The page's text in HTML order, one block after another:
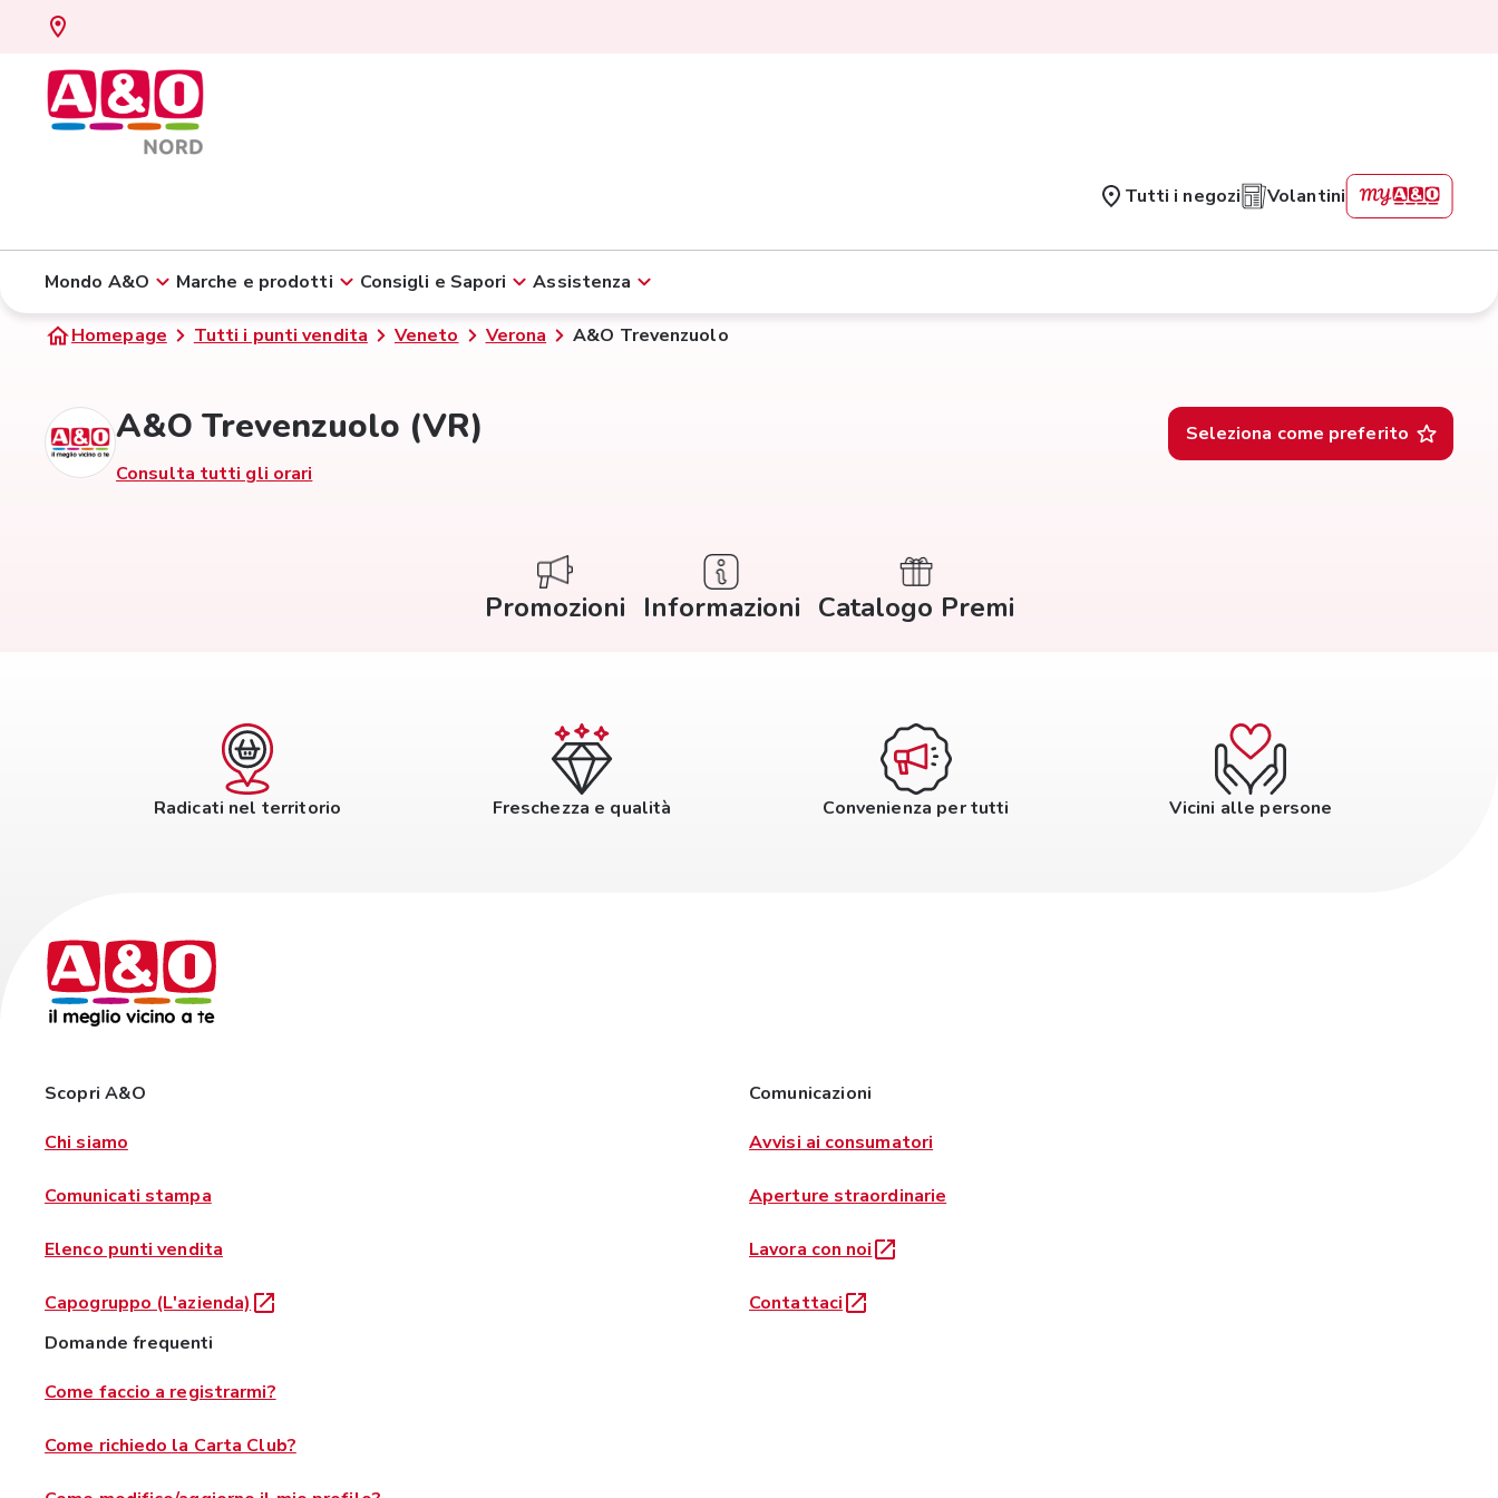
Tutti i negozi Volantini
Mondo A&O Marche e prodotti Consigli e Sapori Assistenza
Homepage Tutti i punti vendita Veneto Verona A&O Trevenzuolo
A&O Trevenzuolo (VR)
Consulta tutti gli orari
Seleziona come preferito
Promozioni Informazioni Catalogo Premi
Radicati nel territorio Freschezza e qualità Convenienza per tutti Vicini alle persone
Scopri A&O
Chi siamo
Comunicati stampa
Elenco punti vendita
Capogruppo (L'azienda)
Comunicazioni
Avvisi ai consumatori
Aperture straordinarie
Lavora con noi
Contattaci
Domande frequenti
Come faccio a registrarmi?
Come richiedo la Carta Club?